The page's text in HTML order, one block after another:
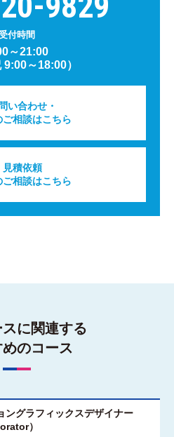
付時間
～21:00
9:00～18:00）
い合わせ・
ご相談はこちら
見積依頼
ご相談はこちら
に関連する
のコース
ングラフィックスデザイナー
）